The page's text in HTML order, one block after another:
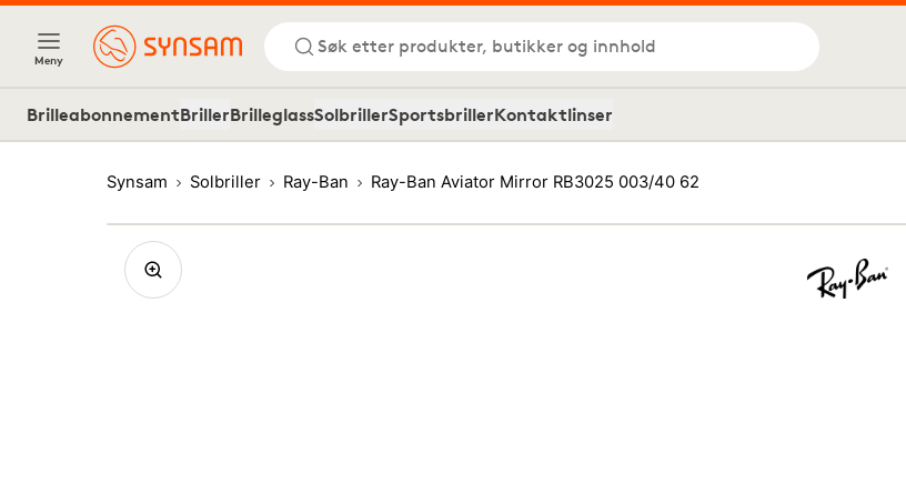
Meny
Søk etter produkter, butikker og innhold
BrilleabonnementBrillerBrilleglassSolbrillerSportsbrillerKontaktlinser
Synsam Solbriller Ray-Ban Ray-Ban Aviator Mirror RB3025 003/40 62